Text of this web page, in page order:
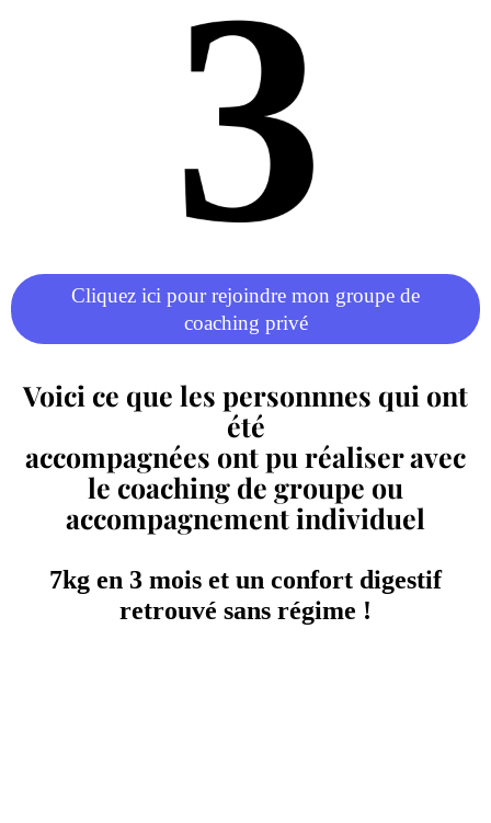
Cliquez ici pour rejoindre mon groupe de
coaching privé
Voici ce que les personnnes qui ont
été
accompagnées ont pu réaliser avec
le coaching de groupe ou
accompagnement individuel
7kg en 3 mois et un confort digestif
retrouvé sans régime !